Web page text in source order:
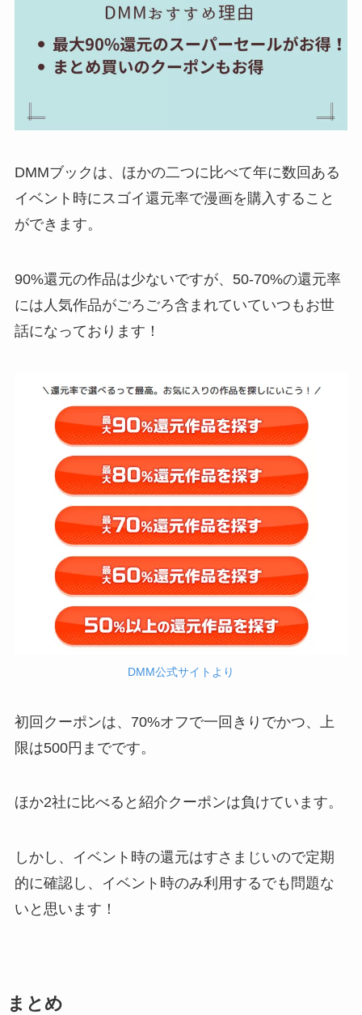
DMMブックは、ほかの二つに比べて年に数回ある
イベント時にスゴイ還元率で漫画を購入すること
ができます。
90%還元の作品は少ないですが、50-70%の還元率
には人気作品がごろごろ含まれていていつもお世
話になっております！
DMM公式サイトより
初回クーポンは、70%オフで一回きりでかつ、上
限は500円までです。
ほか2社に比べると紹介クーポンは負けています。
しかし、イベント時の還元はすさまじいので定期
的に確認し、イベント時のみ利用するでも問題な
いと思います！
まとめ